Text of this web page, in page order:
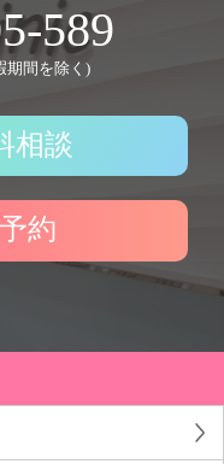
589
期間を除く)
相談
約